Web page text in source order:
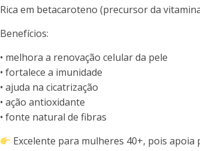
Rica em betacaroteno (precursor da
Benefícios:
• melhora a renovação celular da pele
• fortalece a imunidade
• ajuda na cicatrização
• ação antioxidante
• fonte natural de fibras
Excelente para mulheres 40+, pois